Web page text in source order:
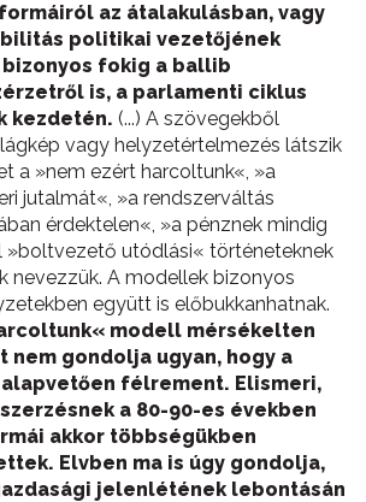
az átalakulásban, vagy
politikai vezetőjének
fokig a ballib
is, a parlamenti ciklus
kezdetén. (...) A szövegekből
vagy helyzetértelmezés látszik
a »nem ezért harcoltunk«, »a
jutalmát«, »a rendszerváltás
érdektelen«, »a pénznek mindig
»boltvezető utódlási« történeteknek
nevezzük. A modellek bizonyos
együtt is előbukkanhatnak.
modell mérsékelten
nem gondolja ugyan, hogy a
félrement. Elismeri,
a 80-90-es években
akkor többségükben
Elvben ma is úgy gondolja,
jelenlétének lebontásán